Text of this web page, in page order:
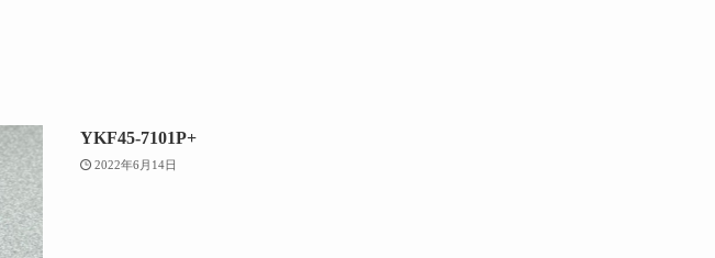
YKF45-7101P+
2022年6月14日